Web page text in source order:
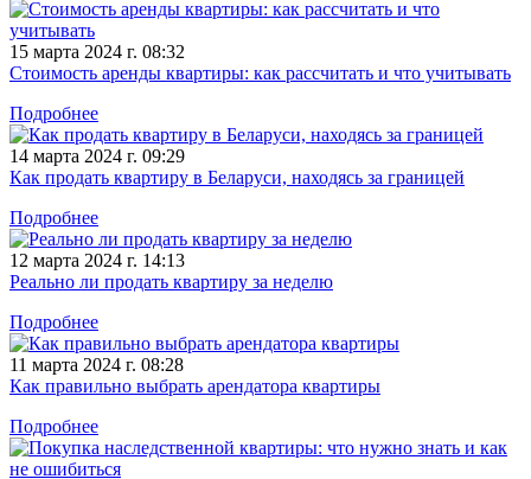
15 марта 2024 г. 08:32
Стоимость аренды квартиры: как рассчитать и что учитывать
Подробнее
14 марта 2024 г. 09:29
Как продать квартиру в Беларуси, находясь за границей
Подробнее
12 марта 2024 г. 14:13
Реально ли продать квартиру за неделю
Подробнее
11 марта 2024 г. 08:28
Как правильно выбрать арендатора квартиры
Подробнее